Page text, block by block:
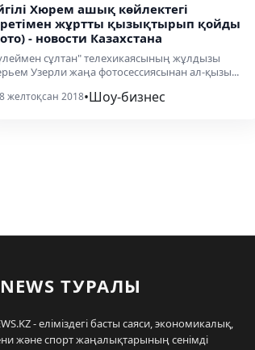
Хюрем ашық көйлектегі
жұртты қызықтырып қойды
- новости Казахстана
сұлтан" телехикаясының жұлдызы
Узерли жаңа фотосессиясынан ал-қызы...
8 желтоқсан 2018•Шоу-бизнес
ТУРАЛЫ
- еліміздегі басты саяси, экономикалық,
және спорт жаңалықтарының сенімді